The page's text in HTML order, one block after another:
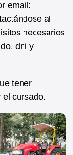
email:
al
necesarios
dni y
tener
el cursado.